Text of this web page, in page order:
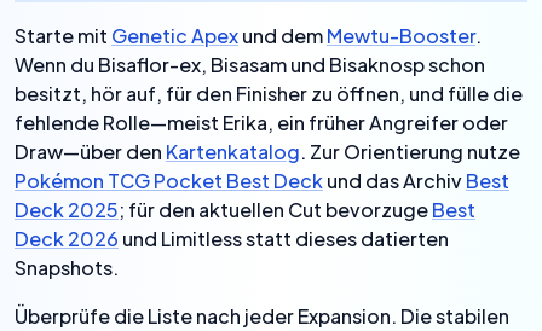
Starte mit Genetic Apexund demMewtu-Booster.
Wenn du Bisaflor-ex, Bisasam und Bisaknosp schon
besitzt, hör auf, für den Finisher zu öffnen, und fülle die
fehlende Rolle—meist Erika, ein früher Angreifer oder
Draw—über den Kartenkatalog. Zur Orientierung nutze
Pokémon TCG Pocket Best Deckund das ArchivBest
Deck 2025; für den aktuellen Cut bevorzugeBest
Deck 2026 und Limitless statt dieses datierten
Snapshots.
Überprüfe die Liste nach jeder Expansion. Die stabilen